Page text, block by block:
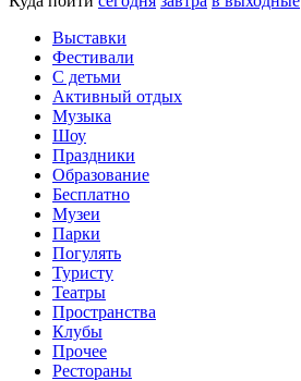
Выставки
Фестивали
С детьми
Активный отдых
Музыка
Шоу
Праздники
Образование
Бесплатно
Музеи
Парки
Погулять
Туристу
Театры
Пространства
Клубы
Прочее
Рестораны